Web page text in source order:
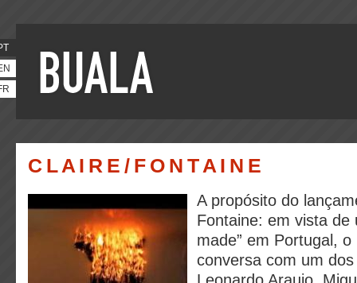
C L A I R E / F O N T A I N E
A propósito do
Fontaine: em vista de
made” em Portugal,
conversa com um